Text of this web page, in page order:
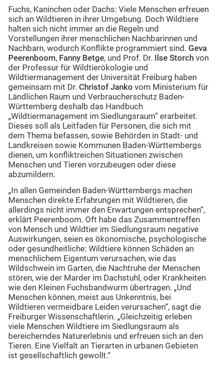
Fuchs, Kaninchen oder Dachs: Viele Menschen erfreuen
sich an Wildtieren in ihrer Umgebung. Doch Wildtiere
halten sich nicht immer an die Regeln und
Vorstellungen ihrer menschlichen Nachbarinnen und
Nachbarn, wodurch Konflikte programmiert sind. Geva
Peerenboom, Fanny Betge, und Prof. Dr. Ilse Storch von
der Professur für Wildtierökologie und
Wildtiermanagement der Universität Freiburg haben
gemeinsam mit Dr. Christof Janko vom Ministerium für
Ländlichen Raum und Verbraucherschutz Baden-
Württemberg deshalb das Handbuch
„Wildtiermanagement im Siedlungsraum“ erarbeitet.
Dieses soll als Leitfaden für Personen, die sich mit
dem Thema befassen, sowie Behörden in Stadt- und
Landkreisen sowie Kommunen Baden-Württembergs
dienen, um konfliktreichen Situationen zwischen
Menschen und Tieren vorzubeugen oder diese
abzumildern.
„In allen Gemeinden Baden-Württembergs machen
Menschen direkte Erfahrungen mit Wildtieren, die
allerdings nicht immer den Erwartungen entsprechen“,
erklärt Peerenboom. Oft habe das Zusammentreffen
von Mensch und Wildtier im Siedlungsraum negative
Auswirkungen, seien es ökonomische, psychologische
oder gesundheitliche: Wildtiere können Schäden an
menschlichem Eigentum verursachen, wie das
Wildschwein im Garten, die Nachtruhe der Menschen
stören, wie der Marder im Dachstuhl, oder Krankheiten
wie den Kleinen Fuchsbandwurm übertragen. „Und
Menschen können, meist aus Unkenntnis, bei
Wildtieren vermeidbare Leiden verursachen“, sagt die
Freiburger Wissenschaftlerin. „Gleichzeitig erleben
viele Menschen Wildtiere im Siedlungsraum als
bereicherndes Naturerlebnis und erfreuen sich an den
Tieren. Eine Vielfalt an Tierarten in urbanen Gebieten
ist gesellschaftlich gewollt.“